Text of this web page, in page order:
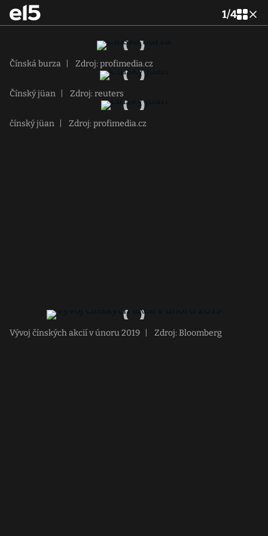
1/4
Čínská burza Zdroj: profimedia.cz
Čínský jüan Zdroj: reuters
čínský jüan Zdroj: profimedia.cz
Vývoj čínských akcií v únoru 2019 Zdroj: Bloomberg